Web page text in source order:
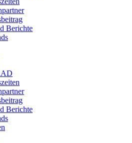
Berichte
Berichte